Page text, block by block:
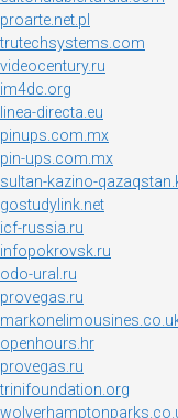
proarte.net.pl
trutechsystems.com
videocentury.ru
im4dc.org
linea-directa.eu
pinups.com.mx
pin-ups.com.mx
sultan-kazino-
gostudylink.net
icf-russia.ru
infopokrovsk.ru
odo-ural.ru
provegas.ru
openhours.hr
provegas.ru
trinifoundation.org